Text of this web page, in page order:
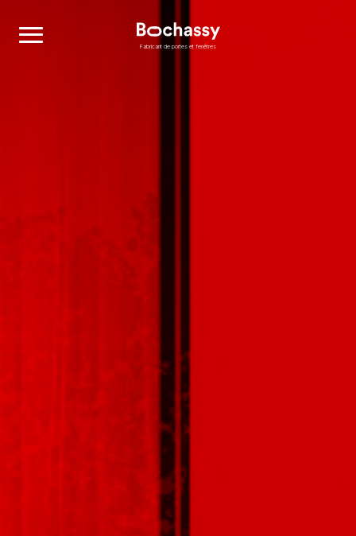
Bochassy
Fabricant de portes et fenêtres